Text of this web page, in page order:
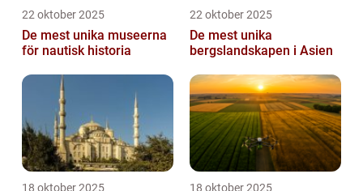
22 oktober 2025
De mest unika museerna
för nautisk historia
22 oktober 2025
De mest unika
bergslandskapen i Asien
18 oktober 2025 18 oktober 2025